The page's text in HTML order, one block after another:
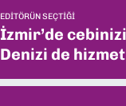
EDITÖRÜN SEÇTIĞI
İzmir’de
Denizi de